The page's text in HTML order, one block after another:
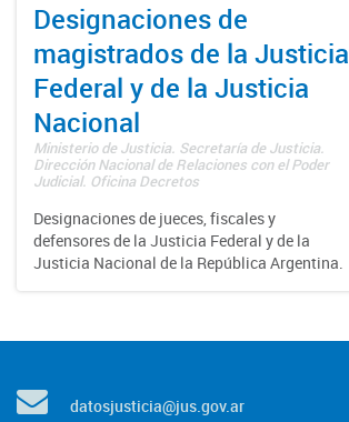
Designaciones de
magistrados de la Justicia
Federal y de la Justicia
Nacional
Ministerio de Justicia. Secretaría de Justicia.
Dirección Nacional de Relaciones con el Poder
Judicial. Oficina Decretos
Designaciones de jueces, fiscales y
defensores de la Justicia Federal y de la
Justicia Nacional de la República Argentina.
datosjusticia@jus.gov.ar